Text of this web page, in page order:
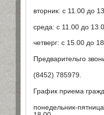
вторник: с 11.00 до
среда: с 11.00 до
четверг: с 15.00 до
Предварительго
(8452) 785979.
График приема
понедельник-